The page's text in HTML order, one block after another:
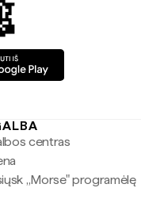
centras
„Morse" programėlę